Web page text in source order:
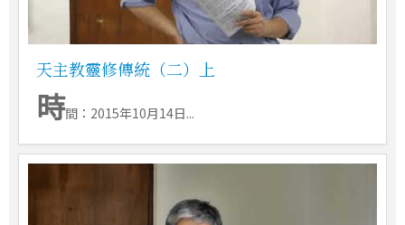
天主教靈修傳統（二）上
時間：2015年10月14日...